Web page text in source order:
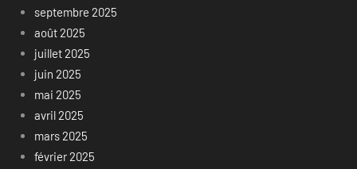
septembre 2025
août 2025
juillet 2025
juin 2025
mai 2025
avril 2025
mars 2025
février 2025